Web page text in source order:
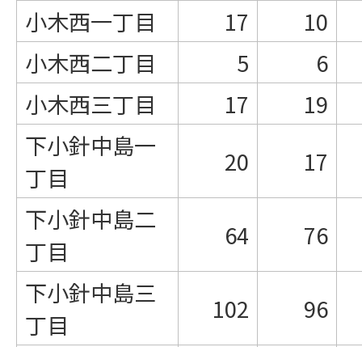
小木西一丁目
17
10
小木西二丁目
5
6
小木西三丁目
17
19
下小針中島一
丁目
20
17
下小針中島二
丁目
64
76
下小針中島三
丁目
102 96